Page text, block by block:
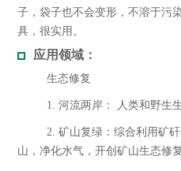
子，袋子也不会变形，不溶于污
具，很实用。
应用领域：
生态修复
1. 河流两岸： 人类和野生
2. 矿山复绿：综合利用矿
山，净化水气，开创矿山生态修